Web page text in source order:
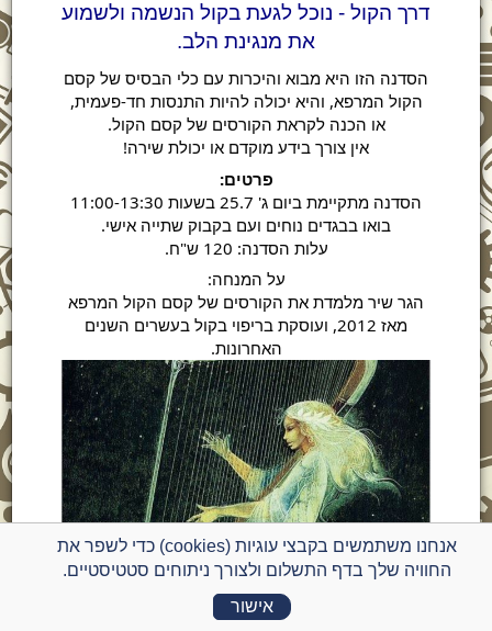
דרך הקול - נוכל לגעת בקול הנשמה ולשמוע
את מנגינת הלב.
הסדנה הזו היא מבוא והיכרות עם כלי הבסיס של קסם
הקול המרפא, והיא יכולה להיות התנסות חד-פעמית,
או הכנה לקראת הקורסים של קסם הקול.
אין צורך בידע מוקדם או יכולת שירה!
פרטים:
הסדנה מתקיימת ביום ג' 25.7 בשעות 11:00-13:30
בואו בבגדים נוחים ועם בקבוק שתייה אישי.
עלות הסדנה: 120 ש"ח.
על המנחה:
הגר שיר מלמדת את הקורסים של קסם הקול המרפא
מאז 2012, ועוסקת בריפוי בקול בעשרים השנים
האחרונות.
אנחנו משתמשים בקבצי עוגיות (cookies) כדי לשפר את
החוויה שלך בדף התשלום ולצורך ניתוחים סטטיסטיים.